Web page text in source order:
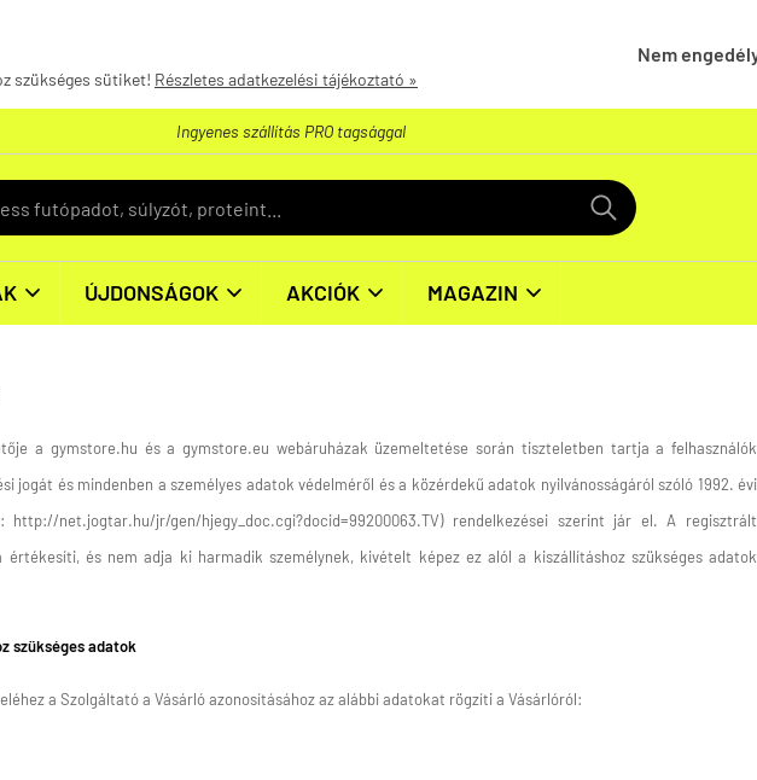
szükséges sütiket! Részletes adatkezelési tájékoztató »
Nem
Ingyenes szállítás PRO tagsággal
 ÚJDONSÁGOK  AKCIÓK  MAGAZIN 
a gymstore.hu és a gymstore.eu webáruházak üzemeltetése során tiszteletben tartja a felhasználók
jogát és mindenben a személyes adatok védelméről és a közérdekű adatok nyilvánosságáról szóló 1992. évi
net.jogtar.hu/jr/gen/hjegy_doc.cgi?docid=99200063.TV) rendelkezései szerint jár el. A regisztrált
értékesíti, és nem adja ki harmadik személynek, kivételt képez ez alól a kiszállításhoz szükséges adatok
szükséges adatok
a Szolgáltató a Vásárló azonosításához az alábbi adatokat rögzíti a Vásárlóról: